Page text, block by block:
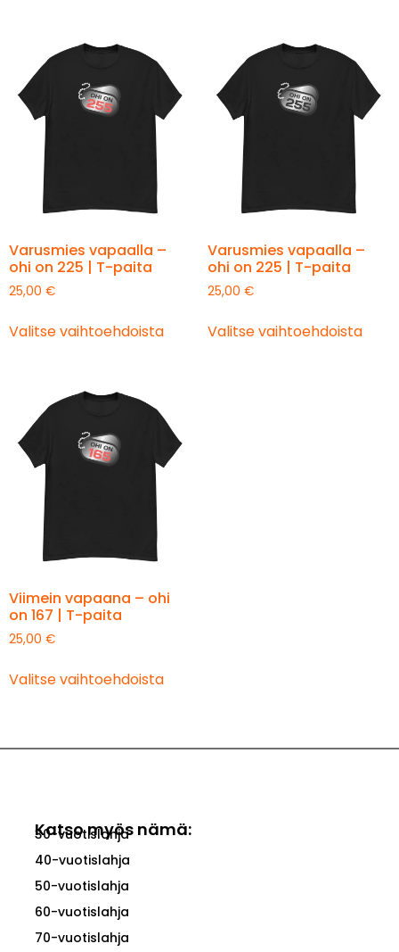
Varusmies vapaalla –
ohi on 225 | T-paita
25,00 €
Valitse vaihtoehdoista
Varusmies vapaalla –
ohi on 225 | T-paita
25,00 €
Valitse vaihtoehdoista
Viimein vapaana – ohi
on 167 | T-paita
25,00 €
Valitse vaihtoehdoista
Katso myös nämä:
30-vuotislahja
40-vuotislahja
50-vuotislahja
60-vuotislahja
70-vuotislahja